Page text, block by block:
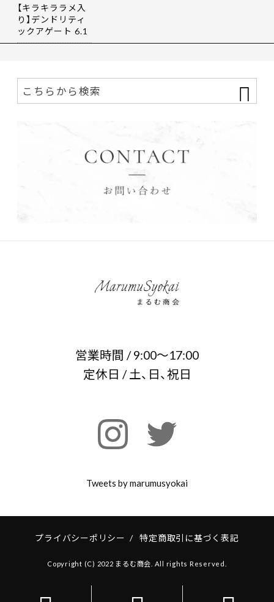
【キラキララメ入
り】デンドリティ
ックアゲート 6.1
9ct
営業時間 / 9:00～17:00
定休日 / 土、日、祝日
Tweets by marumusyokai
プライバシーポリシー / 特定商取引に基づく表記
Copyright (C) 2022 まるむ商会. All rights Reserved.